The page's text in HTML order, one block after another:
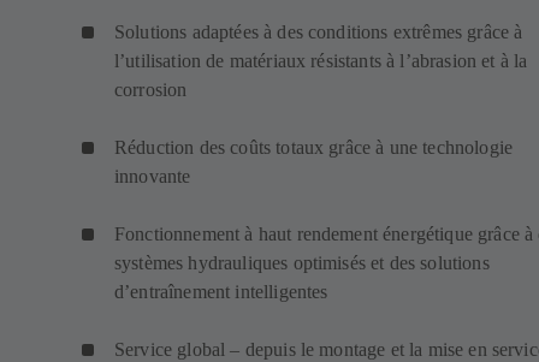
Solutions adaptées à des conditions extrêmes grâce à
l’utilisation de matériaux résistants à l’abrasion et à la
corrosion
Réduction des coûts totaux grâce à une technologie
innovante
Fonctionnement à haut rendement énergétique grâce à
systèmes hydrauliques optimisés et des solutions
d’entraînement intelligentes
Service global – depuis le montage et la mise en